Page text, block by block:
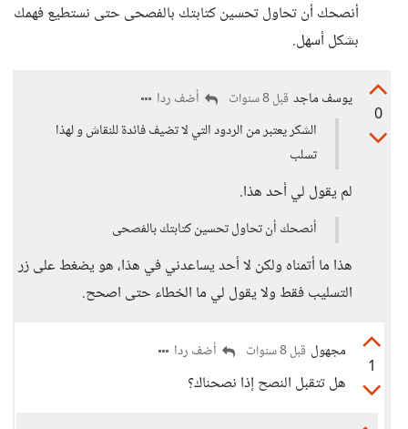
أنصحك أن تحاول تحسين كتابتك بالفصحى حتى نستطيع فهمك
بشكل أسهل.
0
يوسف ماجد قبل 8 سنوات
أضف ردا
الشكر يعتبر من الردود التي لا تضيف فائدة للنقاش و لهذا
تسلب
لم يقول لي أحد هذا.
أنصحك أن تحاول تحسين كتابتك بالفصحى
هذا ما أتمناه ولكن لا أحد يساعدني في هذا، هو يضغط على زر
التسليب فقط ولا يقول لي ما الخطاء حتى اصحح.
1
مجهول قبل 8 سنوات أضف ردا
هل تتقبل النصح إذا نصحناك؟